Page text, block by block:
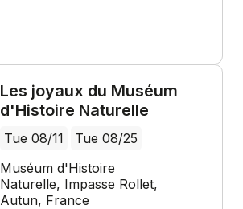
Les joyaux du Muséum
d'Histoire Naturelle
Tue 08/11
Tue 08/25
Muséum d'Histoire
Naturelle, Impasse Rollet,
Autun, France